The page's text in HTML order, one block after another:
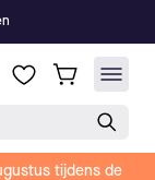
tijdens de